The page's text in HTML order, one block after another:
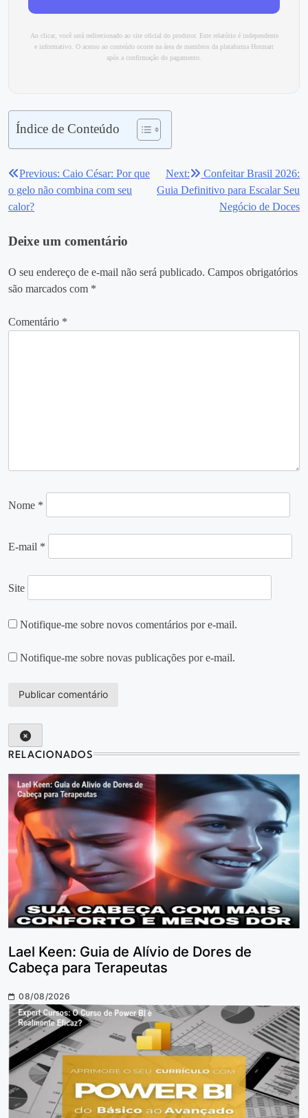
Ao clicar, você será redirecionado ao site oficial do produtor. Este relatório é independente
e informativo. O acesso ao conteúdo ocorre na área de membros da plataforma Hotmart
após a confirmação do pagamento.
Índice de Conteúdo
Navegação
de
Previous: Caio César: Por que
o gelo não combina com seu
calor?
Next:
Confeitar Brasil 2026:
Guia Definitivo para Escalar Seu
Negócio de Doces
Deixe um comentário
O seu endereço de e-mail não será publicado. Campos obrigatórios
são marcados com *
Comentário *
Nome *
E-mail *
Site
Notifique-me sobre novos comentários por e-mail.
Notifique-me sobre novas publicações por e-mail.
RELACIONADOS
Lael Keen: Guia de Alívio de Dores de
Cabeça para Terapeutas
08/08/2026